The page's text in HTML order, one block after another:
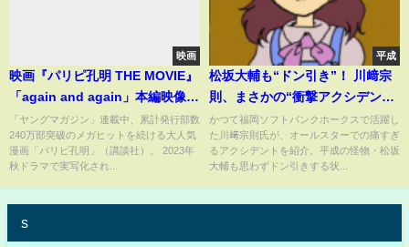
映画
映画『パリピ孔明 THE MOVIE』
「again and again」本編映像
【4月25日（金）公開】
「ヤングマガジン」連載中、累計発行部数
240万部突破のメガヒットを続ける大人気
漫画「パリピ孔明」（講談社）。 2023年
秋ドラマで実写化され...
平成
松坂大輔も“ドン引き”！ 川﨑宗
則、まさかの“衝撃アクシデン
ト”発生「めちゃくちゃ痛かっ
た」160キロ豪速球→足元に“死
球直撃”の瞬間【オールスター名
かつて福岡ソフトバンクホークスで活躍し
た川﨑宗則氏が、オールスターでの痛すぎ
るアクシデントを紹介。平成の怪物・松坂
大輔も思わずドン引きする状...
s